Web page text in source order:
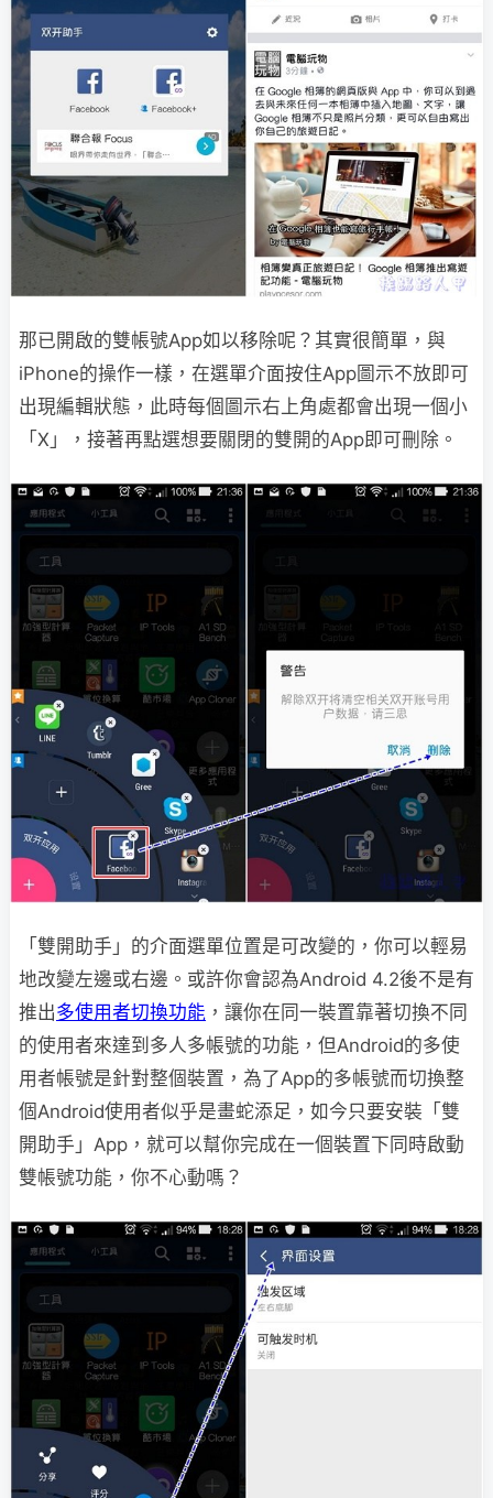
那已開啟的雙帳號App如以移除呢？其實很簡單，與
iPhone的操作一樣，在選單介面按住App圖示不放即可
出現編輯狀態，此時每個圖示右上角處都會出現一個小
「X」，接著再點選想要關閉的雙開的App即可刪除。
「雙開助手」的介面選單位置是可改變的，你可以輕易
地改變左邊或右邊。或許你會認為Android 4.2後不是有
推出多使用者切換功能 ，讓你在同一裝置靠著切換不同
的使用者來達到多人多帳號的功能，但Android的多使
用者帳號是針對整個裝置，為了App的多帳號而切換整
個Android使用者似乎是畫蛇添足，如今只要安裝「雙
開助手」App，就可以幫你完成在一個裝置下同時啟動
雙帳號功能，你不心動嗎？